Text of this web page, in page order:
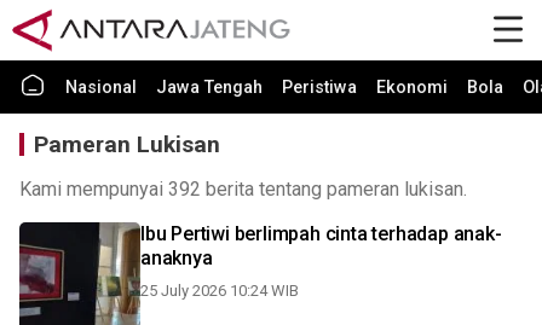
Nasional Jawa Tengah Peristiwa Ekonomi Bola
Pameran Lukisan
Kami mempunyai 392 berita tentang pameran lukisan.
Ibu Pertiwi berlimpah cinta terhadap anak-
anaknya
25 July 2026 10:24 WIB